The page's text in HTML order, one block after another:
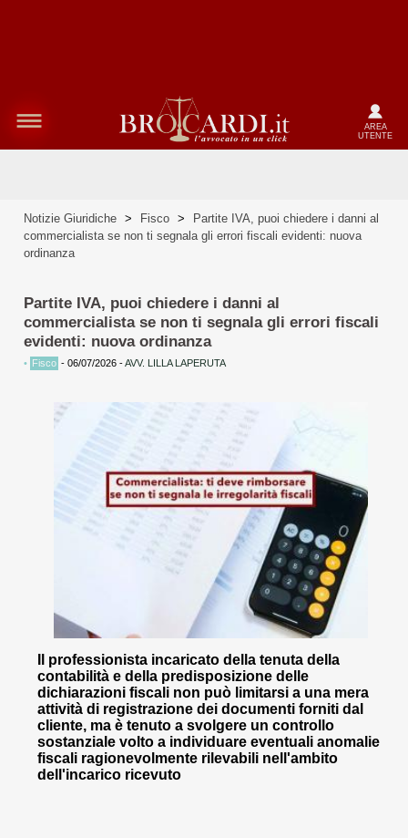
AREA
UTENTE
Notizie Giuridiche > Fisco >
Partite IVA, puoi chiedere i danni al
commercialista se non ti segnala gli errori fiscali evidenti: nuova
ordinanza
Partite IVA, puoi chiedere i danni al
commercialista se non ti segnala gli errori fiscali
evidenti: nuova ordinanza
• Fisco - 06/07/2026 -AVV. LILLA LAPERUTA
Il professionista incaricato della tenuta della
contabilità e della predisposizione delle
dichiarazioni fiscali non può limitarsi a una mera
attività di registrazione dei documenti forniti dal
cliente, ma è tenuto a svolgere un controllo
sostanziale volto a individuare eventuali anomalie
fiscali ragionevolmente rilevabili nell'ambito
dell'incarico ricevuto